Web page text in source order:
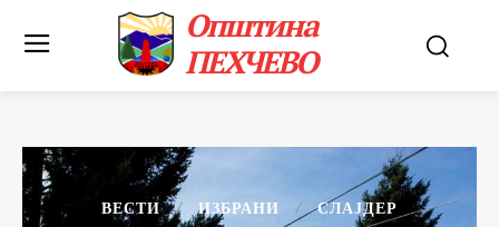
Општина
ПЕХЧЕВО
ВЕСТИ ИЗБРАНИ СЛАЈДЕР